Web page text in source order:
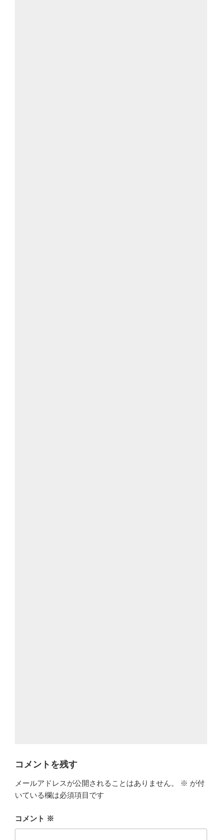
コメントを残す
メールアドレスが公開されることはありません。 ※ が付
いている欄は必須項目です
コメント ※